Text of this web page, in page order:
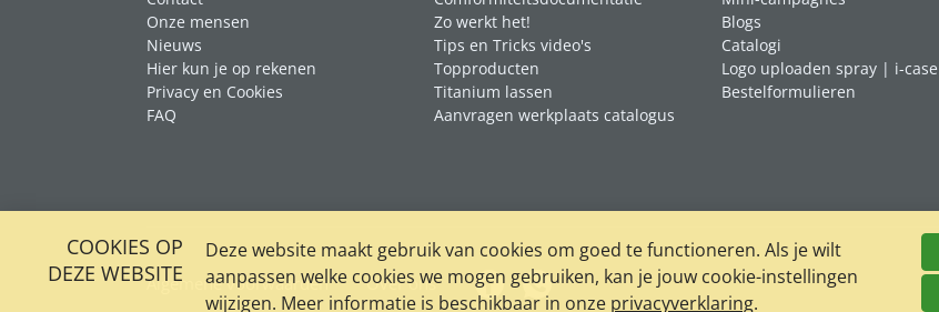
Onze mensen
Nieuws
Hier kun je op rekenen
Privacy en Cookies
FAQ
Zo werkt het!
Tips en Tricks video's
Topproducten
Titanium lassen
Aanvragen werkplaats catalogus
Blogs
Catalogi
Logo uploaden spray | i-case
Bestelformulieren
Algemene voorwaarden Over ons
COOKIES OP
DEZE WEBSITE
Deze website maakt gebruik van cookies om goed te functioneren. Als je wilt
aanpassen welke cookies we mogen gebruiken, kan je jouw cookie-instellingen
wijzigen. Meer informatie is beschikbaar in onze privacyverklaring.